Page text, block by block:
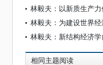
相同主题阅读